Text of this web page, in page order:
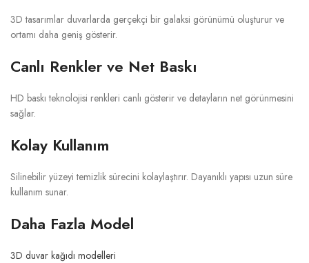
3D tasarımlar duvarlarda gerçekçi bir galaksi görünümü oluşturur ve
ortamı daha geniş gösterir.
Canlı Renkler ve Net Baskı
HD baskı teknolojisi renkleri canlı gösterir ve detayların net görünmesini
sağlar.
Kolay Kullanım
Silinebilir yüzeyi temizlik sürecini kolaylaştırır. Dayanıklı yapısı uzun süre
kullanım sunar.
Daha Fazla Model
3D duvar kağıdı modelleri